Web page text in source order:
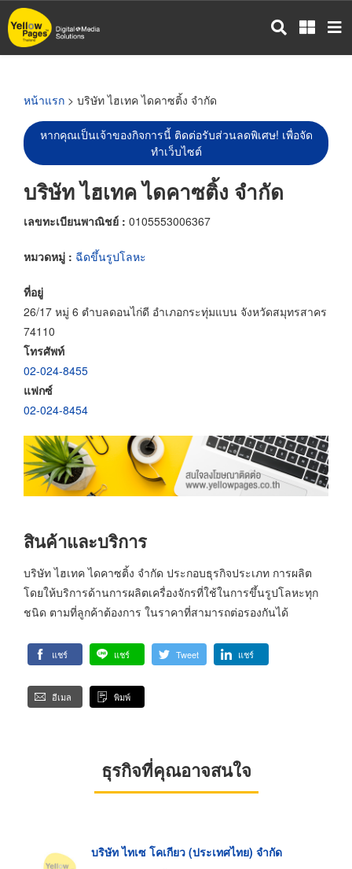
ข้าม
ไป
หน้าแรก > บริษัท ไฮเทค ไดคาซติ้ง จำกัด
หากคุณเป็นเจ้าของกิจการนี้ ติดต่อรับส่วนลดพิเศษ! เพื่อจัด
ทำเว็บไซต์
บริษัท ไฮเทค ไดคาซติ้ง จำกัด
เลขทะเบียนพาณิชย์ : 0105553006367
หมวดหมู่ : ฉีดขึ้นรูปโลหะ
ที่อยู่
26/17 หมู่ 6 ตำบลดอนไก่ดี อำเภอกระทุ่มแบน จังหวัดสมุทรสาคร
74110
โทรศัพท์
02-024-8455
แฟกซ์
02-024-8454
สินค้าและบริการ
บริษัท ไฮเทค ไดคาซติ้ง จำกัด ประกอบธุรกิจประเภท การผลิต
โดยให้บริการด้านการผลิตเครื่องจักรที่ใช้ในการขึ้นรูปโลหะทุก
ชนิด ตามที่ลูกค้าต้องการ ในราคาที่สามารถต่อรองกันได้
แชร์ แชร์ Tweet แชร์
อีเมล พิมพ์
ธุรกิจที่คุณอาจสนใจ
บริษัท ไทเซ โคเกียว (ประเทศไทย) จำกัด